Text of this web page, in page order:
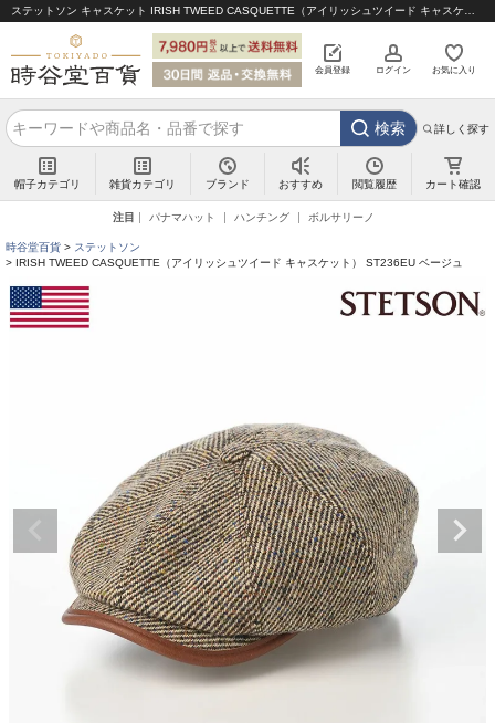
会員登録 ログイン お気に入り
検索 詳しく探す
帽子カテゴリ 雑貨カテゴリ ブランド おすすめ 閲覧履歴 カート確認
注目 パナマハット ハンチング ボルサリーノ
時谷堂百貨
ステットソン
IRISH TWEED CASQUETTE（アイリッシュツイード キャスケット） ST236EU ベージュ